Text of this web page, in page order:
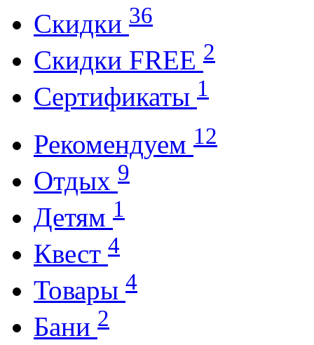
Скидки 36
Cкидки FREE 2
Cертификаты 1
Рекомендуем 12
Отдых 9
Детям 1
Квест 4
Товары 4
Бани 2